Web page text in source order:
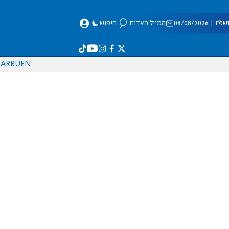
08/2026 המייל האדום חיפוש
EN
RU
AR